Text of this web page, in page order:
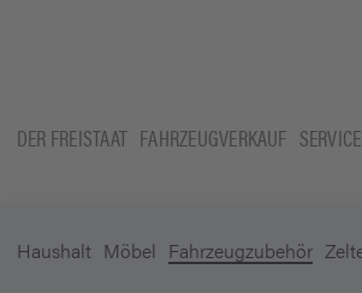
DER FREISTAAT FAHRZEUGVERKAUF SERVICE
Haushalt Möbel Fahrzeugzubehör